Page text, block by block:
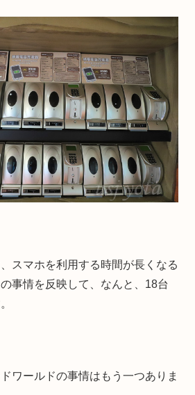
スマホを利用する時間が長くなる
事情を反映して、なんと、18台
ワールドの事情はもう一つありま